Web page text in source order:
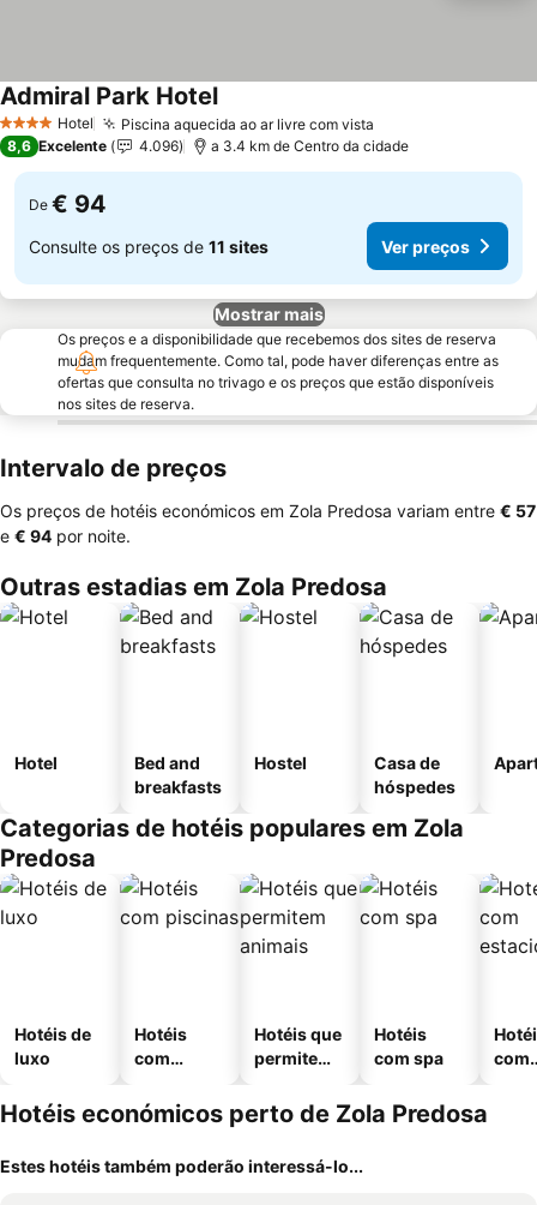
4 EstrelasHotel Piscina aquecida ao ar livre com vista
Admiral Park Hotel
8,6 Excelente 4.096 a 3.4 km de Centro da cidade
De € 94
Consulte os preços de 11 sites Ver preços
Mostrar mais
Os preços e a disponibilidade que recebemos dos sites de reserva
mudam frequentemente. Como tal, pode haver diferenças entre as
ofertas que consulta no trivago e os preços que estão disponíveis
nos sites de reserva.
Intervalo de preços
Os preços de hotéis económicos em Zola Predosa variam entre ‎€ 57
e ‎€ 94 por noite.
Outras estadias em Zola Predosa
Hotel
Bed and
breakfasts
Hostel
Casa de
hóspedes
Categorias de hotéis populares em Zola
Predosa
Hotéis de
luxo
Hotéis
com
Hotéis que
permitem
Hotéis
com spa
com
Hotéis económicos perto de Zola Predosa
Estes hotéis também poderão interessá-lo...